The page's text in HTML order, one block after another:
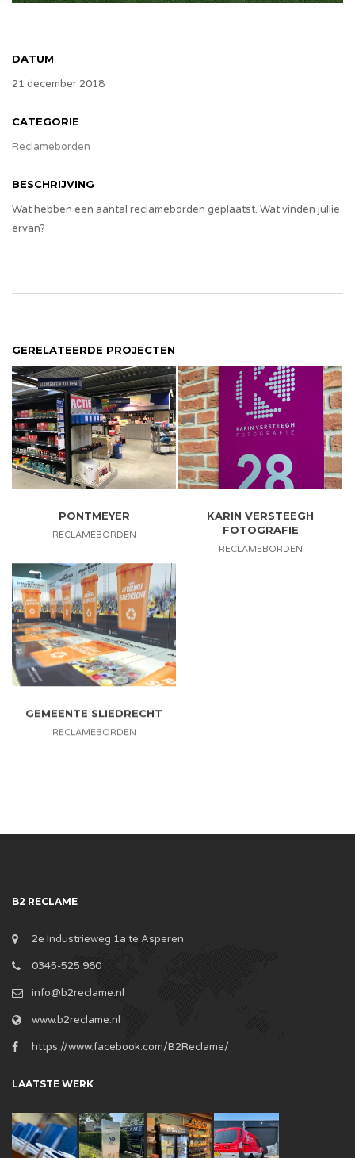
DATUM
21 december 2018
CATEGORIE
Reclameborden
BESCHRIJVING
Wat hebben een aantal reclameborden geplaatst. Wat vinden jullie
ervan?
GERELATEERDE PROJECTEN
PONTMEYER
RECLAMEBORDEN
KARIN VERSTEEGH
FOTOGRAFIE
RECLAMEBORDEN
GEMEENTE SLIEDRECHT
RECLAMEBORDEN
B2 RECLAME
2e Industrieweg 1a te Asperen
0345-525 960
info@b2reclame.nl
www.b2reclame.nl
https://www.facebook.com/B2Reclame/
LAATSTE WERK